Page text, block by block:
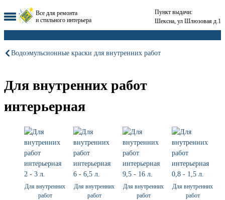
Все для ремонта
и стильного интерьера
Пункт выдачи:
Шексна, ул Шлюзовая д.1
Водоэмульсионные краски для внутренних работ
Для внутренних работ
интерьерная
Для внутренних
работ
Для внутренних
работ
Для внутренних
работ
Для внутренних
работ